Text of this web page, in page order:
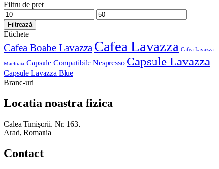
Filtru de pret
Preț
minim
Preț
maxim
Filtrează
Etichete
Cafea Boabe Lavazza Cafea Lavazza Cafea Lavazza
Macinata Capsule Compatibile Nespresso Capsule Lavazza
Capsule Lavazza Blue
Brand-uri
Locatia noastra fizica
Calea Timișorii, Nr. 163,
Arad, Romania
Contact